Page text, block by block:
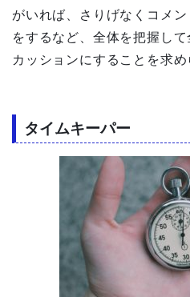
がいれば、さりげなくコメ
をするなど、全体を把握し
カッションにすることを求め
タイムキーパー